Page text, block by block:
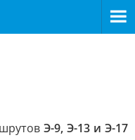
Э-9, Э-13 и Э-17